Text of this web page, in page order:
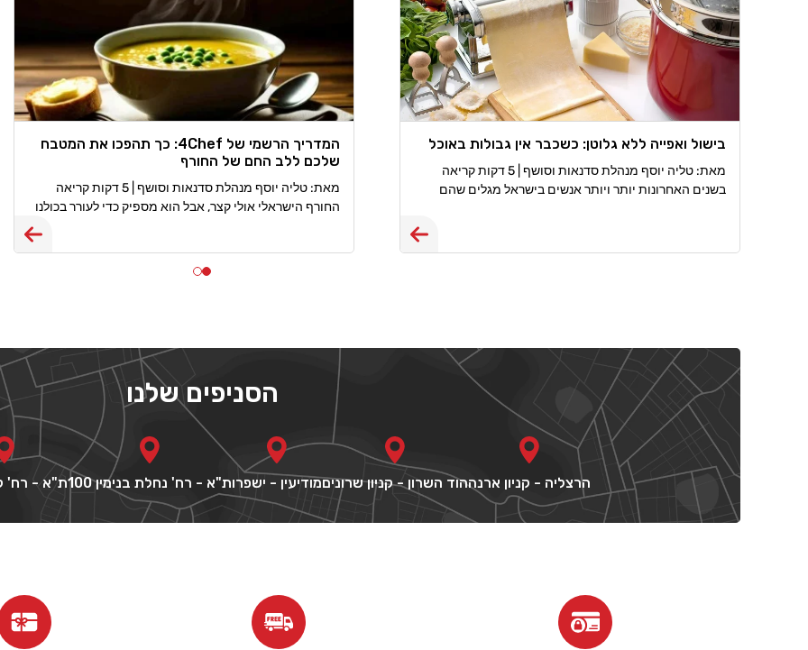
בישול ואפייה ללא גלוטן: כשכבר אין גבולות באוכל
מאת: טליה יוסף מנהלת סדנאות וסושף | 5 דקות קריאה
בשנים האחרונות יותר ויותר אנשים בישראל מגלים שהם
המדריך הרשמי של 4Chef: כך תהפכו את המטבח
שלכם ללב החם של החורף
מאת: טליה יוסף מנהלת סדנאות וסושף | 5 דקות קריאה
החורף הישראלי אולי קצר, אבל הוא מספיק כדי לעורר בכולנו
הסניפים שלנו
הרצליה - קניון ארנההוד השרון - קניון שרוניםמודיעין - ישפרות"א - רח' נחלת בנימין 100 ת"א - רח'